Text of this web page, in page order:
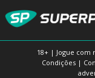
18+ | Jogue com
Condições |